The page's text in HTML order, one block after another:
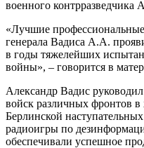
военного контрразведчика
«Лучшие профессиональные
генерала Вадиса А.А.
в годы тяжелейших
войны», – говорится в
Александр Вадис
войск различных фронтов в
Берлинской
радиоигры по
обеспечивали успешное